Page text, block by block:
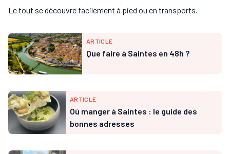
Le tout se découvre facilement à pied ou en transports.
ARTICLE
Que faire à Saintes en 48h ?
ARTICLE
Où manger à Saintes : le guide des
bonnes adresses